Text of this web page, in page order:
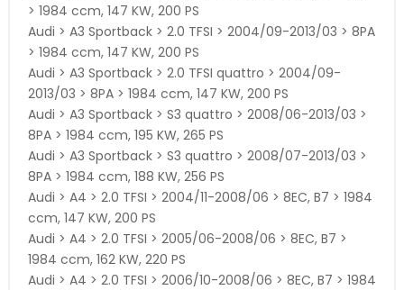
> 1984 ccm, 147 KW, 200 PS
Audi > A3 Sportback > 2.0 TFSI > 2004/09-2013/03 > 8PA
> 1984 ccm, 147 KW, 200 PS
Audi > A3 Sportback > 2.0 TFSI quattro > 2004/09-
2013/03 > 8PA > 1984 ccm, 147 KW, 200 PS
Audi > A3 Sportback > S3 quattro > 2008/06-2013/03 >
8PA > 1984 ccm, 195 KW, 265 PS
Audi > A3 Sportback > S3 quattro > 2008/07-2013/03 >
8PA > 1984 ccm, 188 KW, 256 PS
Audi > A4 > 2.0 TFSI > 2004/11-2008/06 > 8EC, B7 > 1984
ccm, 147 KW, 200 PS
Audi > A4 > 2.0 TFSI > 2005/06-2008/06 > 8EC, B7 >
1984 ccm, 162 KW, 220 PS
Audi > A4 > 2.0 TFSI > 2006/10-2008/06 > 8EC, B7 > 1984